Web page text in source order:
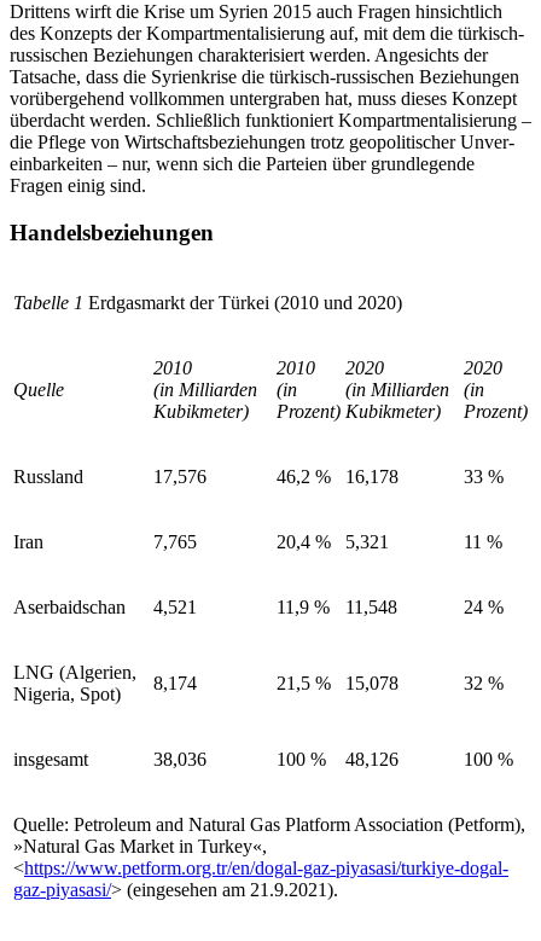
Drittens wirft die Krise um Syrien 2015 auch Fra­gen hinsichtlich
des Konzepts der Kompartmentalisierung auf, mit dem die türkisch-
russischen Beziehungen charakterisiert werden. Angesichts der
Tatsache, dass die Syrienkrise die türkisch-russischen Beziehun­gen
vorübergehend vollkommen untergraben hat, muss dieses Konzept
überdacht werden. Schließlich funktioniert Kompartmentalisierung –
die Pflege von Wirtschaftsbeziehungen trotz geopolitischer Unver­
ein­barkeiten – nur, wenn sich die Parteien über grundlegende
Fragen einig sind.
Handelsbeziehungen
Tabelle 1 Erdgasmarkt der Türkei (2010 und 2020)
Quelle
2010
(in Milliarden
Kubikmeter)
2010
(in
Prozent)
2020
(in Milliarden
Kubikmeter)
2020
(in
Prozent)
Russland 17,576 46,2 % 16,178 33 %
Iran 7,765 20,4 % 5,321 11 %
Aserbaidschan 4,521 11,9 % 11,548 24 %
LNG (Algerien,
Nigeria, Spot)
8,174 21,5 % 15,078 32 %
insgesamt 38,036 100 % 48,126 100 %
Quelle: Petroleum and Natural Gas Platform Association (Petform),
»Natural Gas Market in Turkey«,
<https://www.petform.org.tr/en/dogal-gaz-piyasasi/turkiye-dogal-
gaz-piyasasi/> (eingesehen am 21.9.2021).